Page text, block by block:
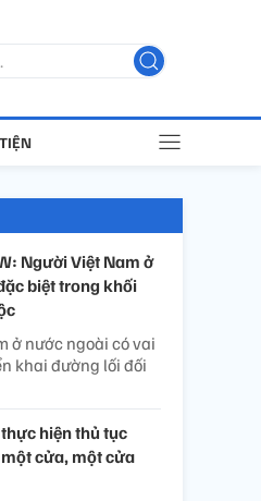
Người Việt Nam ở
biệt trong khối
ở nước ngoài có vai
khai đường lối đối
hiện thủ tục
cửa, một cửa